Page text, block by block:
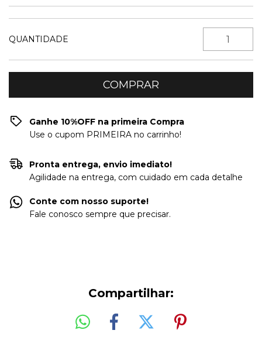
QUANTIDADE
Ganhe 10%OFF na primeira Compra
Use o cupom PRIMEIRA no carrinho!
Pronta entrega, envio imediato!
Agilidade na entrega, com cuidado em cada detalhe
Conte com nosso suporte!
Fale conosco sempre que precisar.
Compartilhar: